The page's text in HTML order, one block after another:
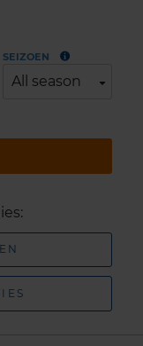
SEIZOEN
All season